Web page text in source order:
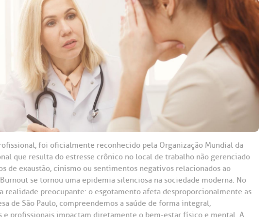
OUVIDORIA:
ouvidoria@bp.org.br
Fale Conosco
Saiba mais
Endereço:
Rua Maestro Cardim, 769
CEP: 01323-001 | Bela
Vista
São Paulo - SP
Saiba mais
Endereço:
R. Martiniano de
965
CEP: 01323-001 |
Teleinterconsulta
Centro de Doenças Autoimunes
foi oficialmente reconhecido pela Organização Mundial da
que resulta do estresse crônico no local de trabalho não gerenciado
de exaustão, cinismo ou sentimentos negativos relacionados ao
se tornou uma epidemia silenciosa na sociedade moderna. No
realidade preocupante: o esgotamento afeta desproporcionalmente as
de São Paulo, compreendemos a saúde de forma integral,
e profissionais impactam diretamente o bem-estar físico e mental. A